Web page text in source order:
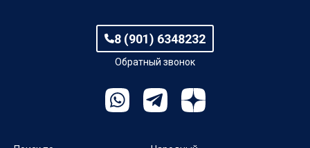
8 (901) 6348232
Обратный звонок